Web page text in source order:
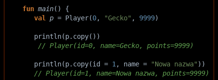
fun main() {
val
p = Player(0, "Gecko" , 9999)
println(p. copy())
// Player(id=0, name=Gecko, points=9999)
println(p. copy(id = 1 , name = "Nowa nazwa" ))
// Player(id=1, name=Nowa nazwa, points=9999)